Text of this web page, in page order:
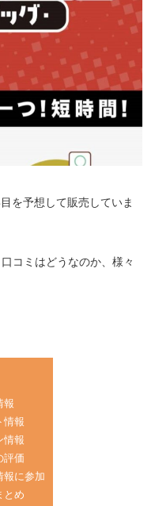
を予想して販売していま
コミはどうなのか、様々
報
情報
情報
評価
報に参加
とめ